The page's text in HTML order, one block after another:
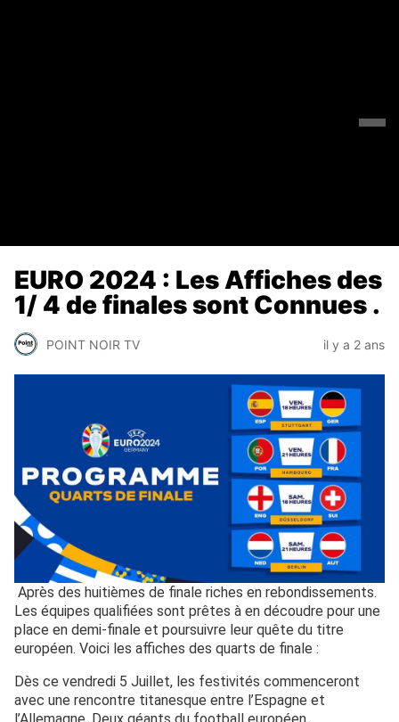
EURO 2024 : Les Affiches des
1/ 4 de finales sont Connues .
POINT NOIR TV il y a 2 ans
Après des huitièmes de finale riches en rebondissements.
Les équipes qualifiées sont prêtes à en découdre pour une
place en demi-finale et poursuivre leur quête du titre
européen. Voici les affiches des quarts de finale :
Dès ce vendredi 5 Juillet, les festivités commenceront
avec une rencontre titanesque entre l’Espagne et